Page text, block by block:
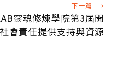
下一篇 →
靈魂修煉學院第3屆開
會責任提供支持與資源